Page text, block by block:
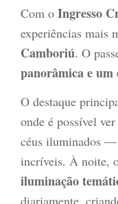
Com o Ingresso
experiências mais
Camboriú. O
panorâmica e um
O destaque
onde é possível
céus iluminados —
incríveis. À noite,
iluminação
diariamente,